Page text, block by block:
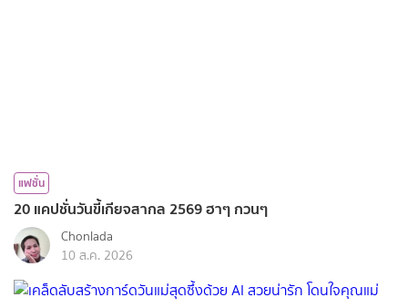
แฟชั่น
20 แคปชั่นวันขี้เกียจสากล 2569 ฮาๆ กวนๆ
Chonlada
10 ส.ค. 2026